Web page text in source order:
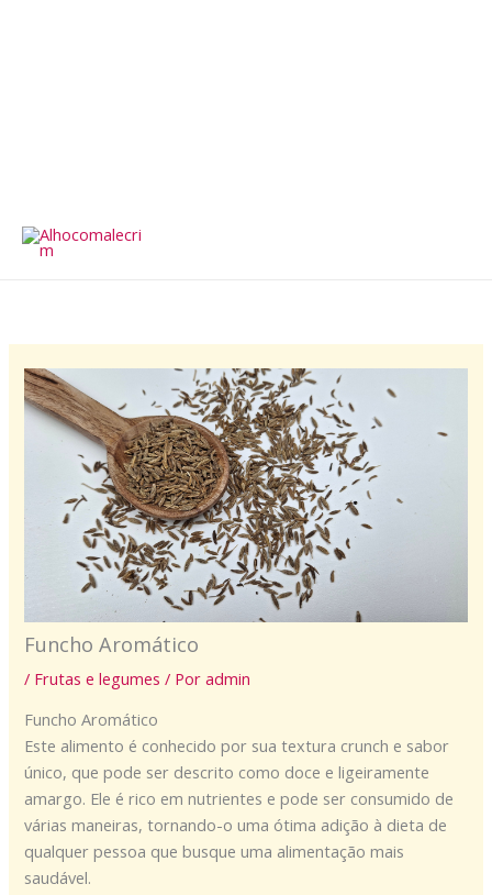
Funcho Aromático
/ Frutas e legumes / Poradmin
Funcho Aromático
Este alimento é conhecido por sua textura crunch e sabor
único, que pode ser descrito como doce e ligeiramente
amargo. Ele é rico em nutrientes e pode ser consumido de
várias maneiras, tornando-o uma ótima adição à dieta de
qualquer pessoa que busque uma alimentação mais
saudável.